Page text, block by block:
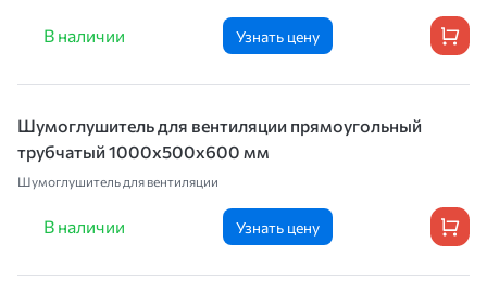
В наличии Узнать цену
Шумоглушитель для вентиляции прямоугольный
трубчатый 1000х500х600 мм
Шумоглушитель для вентиляции
В наличии Узнать цену